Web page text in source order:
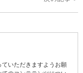
いただきますようお願